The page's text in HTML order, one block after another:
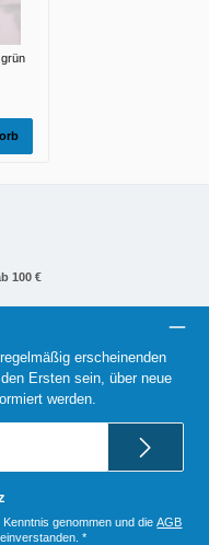
100 €
erscheinenden
Ersten sein, über neue
werden.
Kenntnis genommen und dieAGB
*